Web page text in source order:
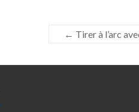
← Tirer à l’arc